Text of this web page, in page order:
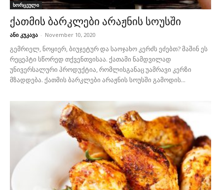
ხორცეული
ქათმის ბარკლები არაჟნის სოუსში
ანი კუკავა - November 10, 2020
გემრიელ, ნოყიერ, ბიუჯეტურ და საოჯახო კერძს ეძებთ? მაშინ ეს
რეცეპტი სწორედ თქვენთვისაა. ქათამი ნამდვილად
უნივერსალური პროდუქტია, რომლისგანაც უამრავი კერზი
მზადდება. ქათმის ბარკლები არაჟნის სოუსში გამოდის...